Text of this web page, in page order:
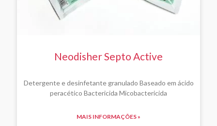
Neodisher Septo Active
Detergente e desinfetante granulado Baseado em ácido
peracético Bactericida Micobactericida
MAIS INFORMAÇÕES »